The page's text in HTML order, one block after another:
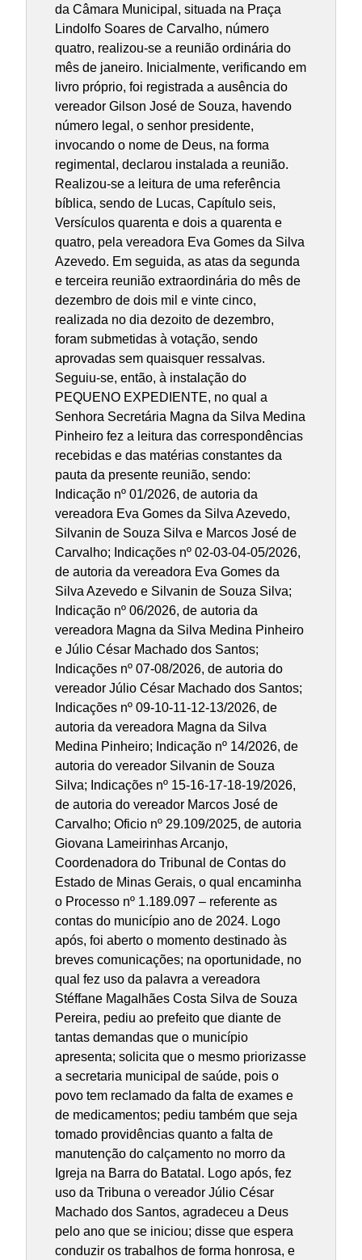
da Câmara Municipal, situada na Praça
Lindolfo Soares de Carvalho, número
quatro, realizou-se a reunião ordinária do
mês de janeiro. Inicialmente, verificando em
livro próprio, foi registrada a ausência do
vereador Gilson José de Souza, havendo
número legal, o senhor presidente,
invocando o nome de Deus, na forma
regimental, declarou instalada a reunião.
Realizou-se a leitura de uma referência
bíblica, sendo de Lucas, Capítulo seis,
Versículos quarenta e dois a quarenta e
quatro, pela vereadora Eva Gomes da Silva
Azevedo. Em seguida, as atas da segunda
e terceira reunião extraordinária do mês de
dezembro de dois mil e vinte cinco,
realizada no dia dezoito de dezembro,
foram submetidas à votação, sendo
aprovadas sem quaisquer ressalvas.
Seguiu-se, então, à instalação do
PEQUENO EXPEDIENTE, no qual a
Senhora Secretária Magna da Silva Medina
Pinheiro fez a leitura das correspondências
recebidas e das matérias constantes da
pauta da presente reunião, sendo:
Indicação nº 01/2026, de autoria da
vereadora Eva Gomes da Silva Azevedo,
Silvanin de Souza Silva e Marcos José de
Carvalho; Indicações nº 02-03-04-05/2026,
de autoria da vereadora Eva Gomes da
Silva Azevedo e Silvanin de Souza Silva;
Indicação nº 06/2026, de autoria da
vereadora Magna da Silva Medina Pinheiro
e Júlio César Machado dos Santos;
Indicações nº 07-08/2026, de autoria do
vereador Júlio César Machado dos Santos;
Indicações nº 09-10-11-12-13/2026, de
autoria da vereadora Magna da Silva
Medina Pinheiro; Indicação nº 14/2026, de
autoria do vereador Silvanin de Souza
Silva; Indicações nº 15-16-17-18-19/2026,
de autoria do vereador Marcos José de
Carvalho; Oficio nº 29.109/2025, de autoria
Giovana Lameirinhas Arcanjo,
Coordenadora do Tribunal de Contas do
Estado de Minas Gerais, o qual encaminha
o Processo nº 1.189.097 – referente as
contas do município ano de 2024. Logo
após, foi aberto o momento destinado às
breves comunicações; na oportunidade, no
qual fez uso da palavra a vereadora
Stéffane Magalhães Costa Silva de Souza
Pereira, pediu ao prefeito que diante de
tantas demandas que o município
apresenta; solicita que o mesmo priorizasse
a secretaria municipal de saúde, pois o
povo tem reclamado da falta de exames e
de medicamentos; pediu também que seja
tomado providências quanto a falta de
manutenção do calçamento no morro da
Igreja na Barra do Batatal. Logo após, fez
uso da Tribuna o vereador Júlio César
Machado dos Santos, agradeceu a Deus
pelo ano que se iniciou; disse que espera
conduzir os trabalhos de forma honrosa, e